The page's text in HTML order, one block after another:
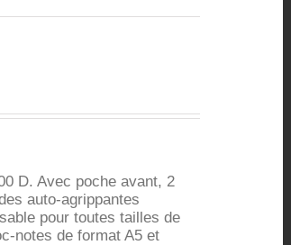
D. Avec poche avant, 2
auto-agrippantes
pour toutes tailles de
notes de format A5 et